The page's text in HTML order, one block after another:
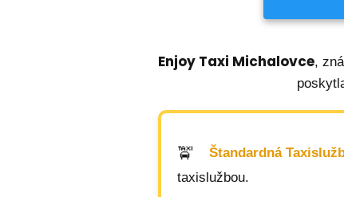
Enjoy Taxi Michalovce,
Štandardná
taxislužbou.